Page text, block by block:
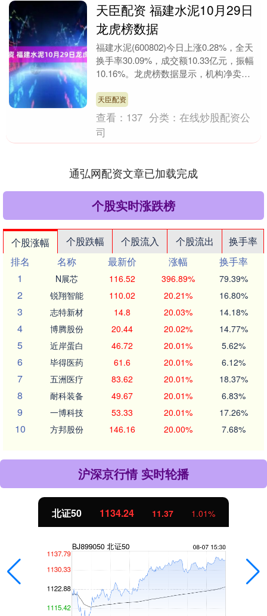
天臣配资 福建水泥10月29日
龙虎榜数据
福建水泥(600802)今日上涨0.28%，全天
换手率30.09%，成交额10.33亿元，振幅
10.16%。龙虎榜数据显示，机构净卖出
天臣配资
查看： 137 分类：在线炒股配资公
司
通弘网配资文章已加载完成
个股实时涨跌榜
个股涨幅 个股跌幅 个股流入 个股流出
换手率
排名
名称 最新价 涨幅
换手率
1
N展芯 116.52 396.89% 79.39%
2 锐翔智能 110.02 20.21% 16.80%
3 志特新材 14.8 20.03% 14.18%
4 博腾股份 20.44 20.02% 14.77%
5 近岸蛋白 46.72 20.01% 5.62%
6 毕得医药 61.6 20.01% 6.12%
7 五洲医疗 83.62 20.01% 18.37%
8 耐科装备 49.67 20.01% 6.83%
9 一博科技 53.33 20.01% 17.26%
10 方邦股份 146.16 20.00% 7.68%
沪深京行情 实时轮播
北证50 1134.24 11.37 1.01%